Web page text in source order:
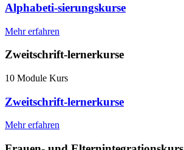
Alphabeti-sierungskurse
Mehr erfahren
Zweitschrift-lernerkurse
10 Module Kurs
Zweitschrift-lernerkurse
Mehr erfahren